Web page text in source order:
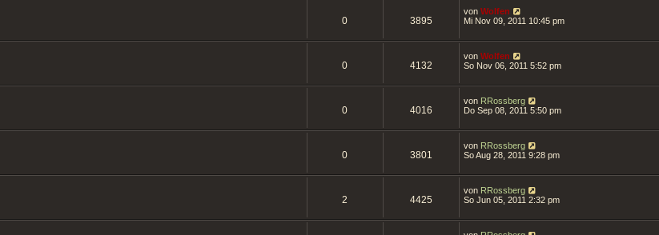
0 3895
von Wolfen
Mi Nov 09, 2011 10:45 pm
0 4132
von Wolfen
So Nov 06, 2011 5:52 pm
0 4016
von RRossberg
Do Sep 08, 2011 5:50 pm
0 3801
von RRossberg
So Aug 28, 2011 9:28 pm
2 4425
von RRossberg
So Jun 05, 2011 2:32 pm